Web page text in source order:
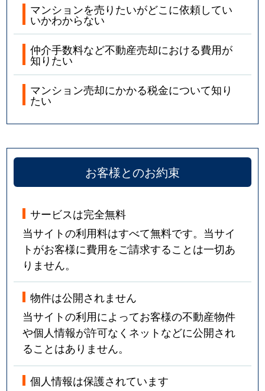
マンションを売りたいがどこに依頼してい
いかわからない
仲介手数料など不動産売却における費用が
知りたい
マンション売却にかかる税金について知り
たい
お客様とのお約束
サービスは完全無料
当サイトの利用料はすべて無料です。当サイ
トがお客様に費用をご請求することは一切あ
りません。
物件は公開されません
当サイトの利用によってお客様の不動産物件
や個人情報が許可なくネットなどに公開され
ることはありません。
個人情報は保護されています